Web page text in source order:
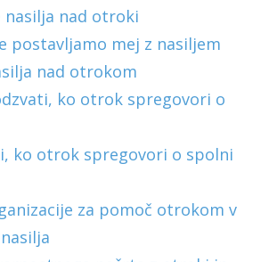
nasilja nad otroki
postavljamo mej z nasiljem
nad otrokom
ko otrok spregovori o
ko otrok spregovori o spolni
za pomoč otrokom v